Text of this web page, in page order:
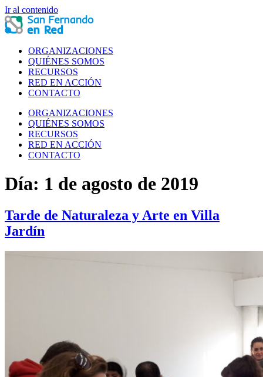
Ir al contenido
ORGANIZACIONES
QUIÉNES SOMOS
RECURSOS
RED EN ACCIÓN
CONTACTO
ORGANIZACIONES
QUIÉNES SOMOS
RECURSOS
RED EN ACCIÓN
CONTACTO
Día: 1 de agosto de 2019
Tarde de Naturaleza y Arte en Villa
Jardín